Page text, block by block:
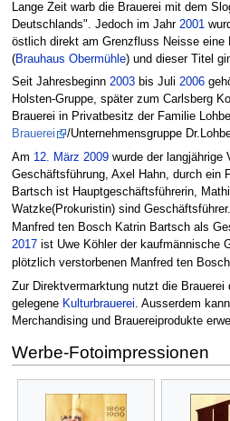
Lange Zeit warb die Brauerei mit dem
Deutschlands". Jedoch im Jahr 2001
östlich direkt am Grenzfluss Neisse eine
(Brauhaus Obermühle) und dieser Titel
Seit Jahresbeginn 2003bis Juli 2006
Holsten-Gruppe, später zum Carlsberg
Brauerei in Privatbesitz der Familie
Brauerei
/Unternehmensgruppe
Am 12. März 2009wurde der langjährige
Geschäftsführung, Axel Hahn, durch ein
Bartsch ist Hauptgeschäftsführerin,
Watzke(Prokuristin) sind
Manfred ten Bosch Katrin Bartsch als
2017ist Uwe Köhler der kaufmännische
plötzlich verstorbenen Manfred ten Bosch
Zur Direktvermarktung nutzt die Brauerei
gelegene Kulturbrauerei . Ausserdem
Merchandising und Brauereiprodukte
Werbe-Fotoimpressionen